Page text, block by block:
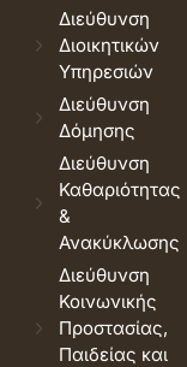
Διεύθυνση
Διοικητικών
Υπηρεσιών
Διεύθυνση
Δόμησης
Διεύθυνση
Καθαριότητας
&
Ανακύκλωσης
Διεύθυνση
Κοινωνικής
Προστασίας,
Παιδείας και